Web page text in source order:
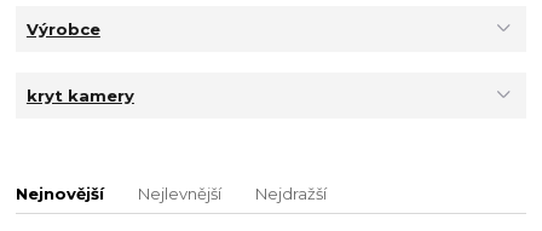
Výrobce
kryt kamery
Nejnovější Nejlevnější Nejdražší